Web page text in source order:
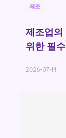
제조
제조업의
위한 필
2026-07-14